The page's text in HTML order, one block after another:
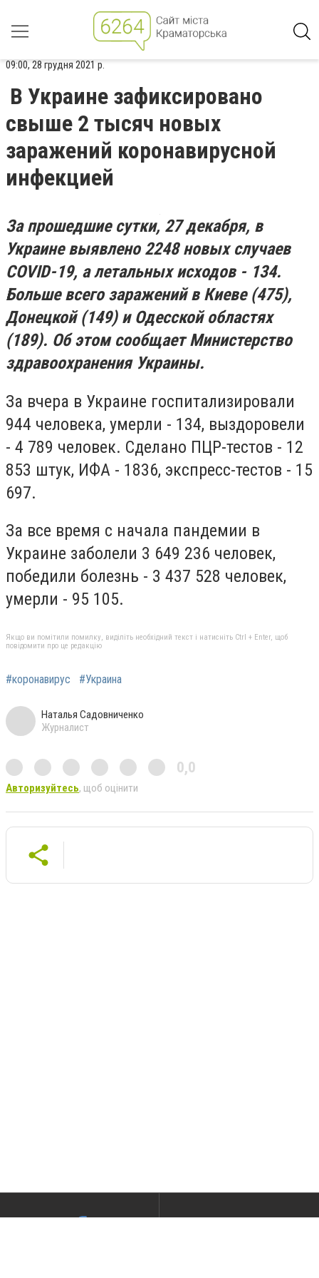
09:00, 28 грудня 2021 р.
В Украине зафиксировано
свыше 2 тысяч новых
заражений коронавирусной
инфекцией
За прошедшие сутки, 27 декабря, в
Украине выявлено 2248 новых случаев
COVID-19, а летальных исходов - 134.
Больше всего заражений в Киеве (475),
Донецкой (149) и Одесской областях
(189). Об этом сообщает Министерство
здравоохранения Украины.
За вчера в Украине госпитализировали
944 человека, умерли - 134, выздоровели
- 4 789 человек. Сделано ПЦР-тестов - 12
853 штук, ИФА - 1836, экспресс-тестов - 15
697.
За все время с начала пандемии в
Украине заболели 3 649 236 человек,
победили болезнь - 3 437 528 человек,
умерли - 95 105.
Якщо ви помітили помилку, виділіть необхідний текст і натисніть Ctrl + Enter, щоб
повідомити про це редакцію
#коронавирус #Украина
Наталья Садовниченко
Журналист
0,0
Авторизуйтесь, щоб оцінити